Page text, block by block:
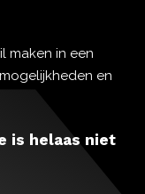
maken in een
en
is helaas niet